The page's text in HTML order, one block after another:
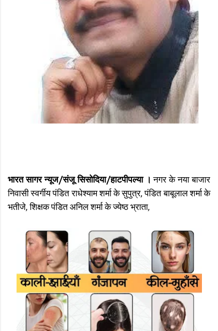
भारत सागर न्यूज/संजू सिसोदिया/हाटपीपल्या ।
नगर के नया बाजार
निवासी स्वर्गीय पंडित राधेश्याम शर्मा के सुपुत्र, पंडित बाबूलाल शर्मा के
भतीजे, शिक्षक पंडित अनिल शर्मा के ज्येष्ठ भ्राता,